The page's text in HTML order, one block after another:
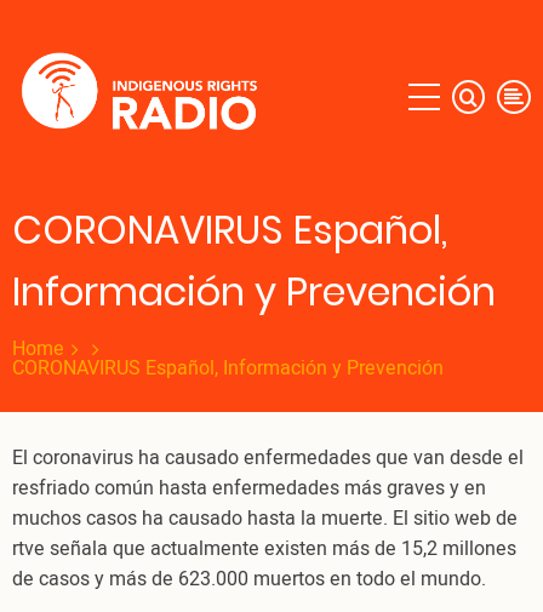
main
content
CORONAVIRUS Español,
Información y Prevención
Home
CORONAVIRUS Español, Información y Prevención
El coronavirus ha causado enfermedades que van desde el
resfriado común hasta enfermedades más graves y en
muchos casos ha causado hasta la muerte. El sitio web de
rtve señala que actualmente existen más de 15,2 millones
de casos y más de 623.000 muertos en todo el mundo.